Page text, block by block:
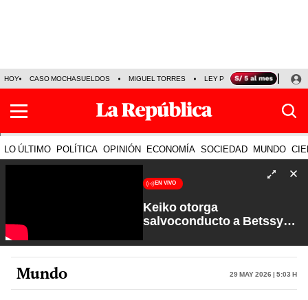
HOY CASO MOCHASUELDOS MIGUEL TORRES LEY PULPÍN PRECIO DEL
LO ÚLTIMO POLÍTICA OPINIÓN ECONOMÍA SOCIEDAD MUNDO
EN VIVO
Keiko otorga
salvoconducto a Betssy
Petroperú | Sin Guion con
Rosa María Palacios
Mundo 29 May 2026 | 5:03 h